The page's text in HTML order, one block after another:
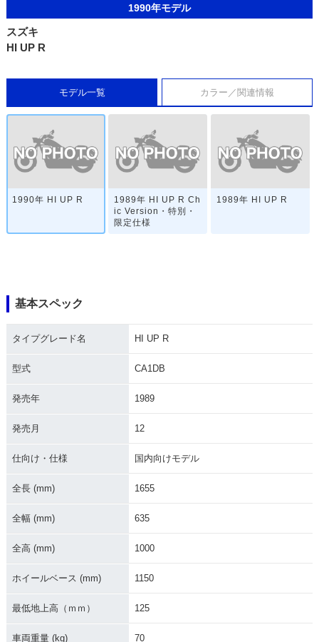
1990年モデル
スズキ
HI UP R
モデル一覧 カラー／関連情報
1990年 HI UP R
1989年 HI UP R Ch
ic Version・特別・
限定仕様
1989年 HI UP R
基本スペック
タイプグレード名 HI UP R
型式 CA1DB
発売年 1989
発売月 12
仕向け・仕様 国内向けモデル
全長 (mm) 1655
全幅 (mm) 635
全高 (mm) 1000
ホイールベース (mm) 1150
最低地上高（ｍｍ） 125
車両重量 (kg) 70